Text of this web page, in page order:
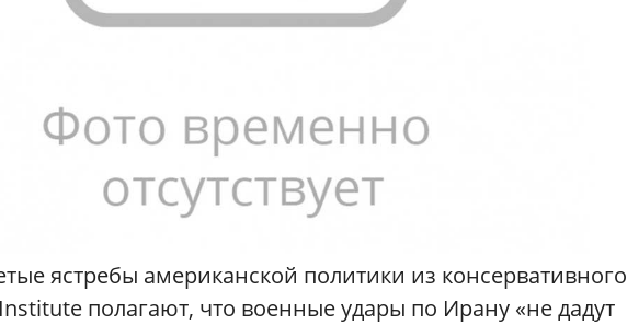
ястребы американской политики из консервативного
полагают, что военные удары по Ирану «не дадут